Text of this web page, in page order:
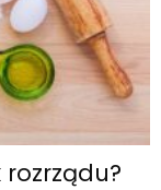
rozrządu?